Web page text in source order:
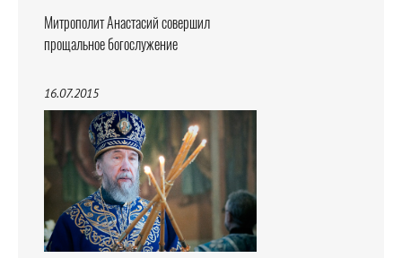
Митрополит Анастасий совершил
прощальное богослужение
16.07.2015